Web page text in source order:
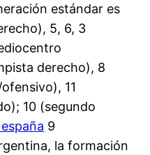
estándar es
5, 6, 3
derecho), 8
11
10 (segundo
9
la formación